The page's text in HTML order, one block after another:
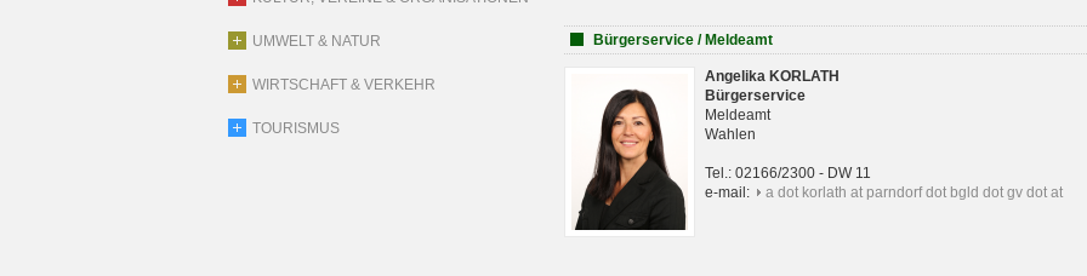
UMWELT & NATUR
WIRTSCHAFT & VERKEHR
TOURISMUS
Bürgerservice / Meldeamt
Angelika KORLATH
Bürgerservice
Meldeamt
Wahlen
Tel.: 02166/2300 - DW 11
e-mail:
a dot korlath at parndorf dot bgld dot gv dot at